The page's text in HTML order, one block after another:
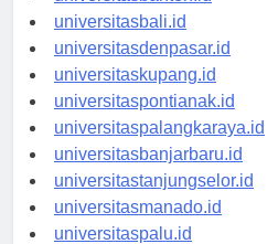
universitasbanten.id
universitasbali.id
universitasdenpasar.id
universitaskupang.id
universitaspontianak.id
universitaspalangkaraya.id
universitasbanjarbaru.id
universitastanjungselor.id
universitasmanado.id